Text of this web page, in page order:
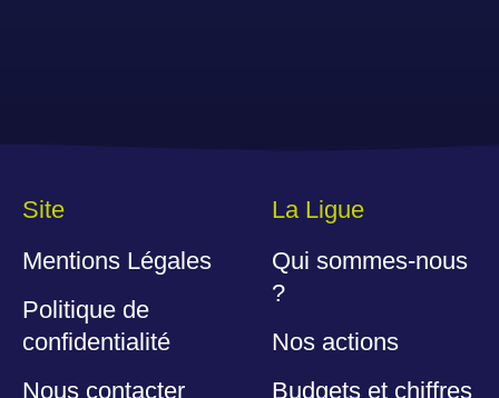
Site
Mentions Légales
Politique de
confidentialité
Nous contacter
La Ligue
Qui sommes-nous
?
Nos actions
Budgets et chiffres